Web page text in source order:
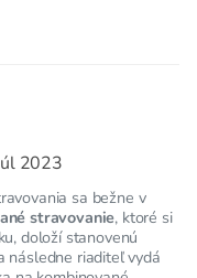
2023
sa bežne v
stravovanie, ktoré si
doloží stanovenú
následne riaditeľ vydá